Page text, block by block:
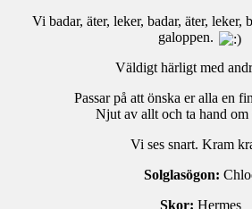
Vi badar, äter, leker, badar, äter,
galoppen.
Väldigt härligt med
Passar på att önska er alla en
Njut av allt och ta hand om
Vi ses snart. Kram
Solglasögon:
Skor: Hermes